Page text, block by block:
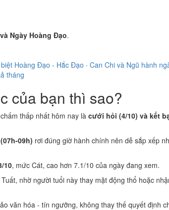
Ngày Hoàng Đạo.
Hoàng Đạo - Hắc Đạo · Can Chi và Ngũ hành
tháng
của bạn thì sao?
thấp nhất hôm nay làcưới hỏi (4/10) và kết
09h) rơi đúng giờ hành chính nên dễ sắp xếp
10, mức Cát, cao hơn 7.1/10 của ngày đang xem.
nhờ người tuổi này thay mặt động thổ hoặc
văn hóa - tín ngưỡng, không thay thế quyết định